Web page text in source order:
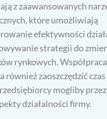
z zaawansowanych
które umożliwiają
efektywności
strategii do
rynkowych. Współpraca
również zaoszczędzić czas
mogliby
działalności firmy.